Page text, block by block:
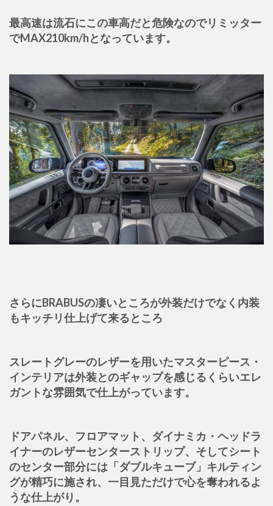
最高速は流石にこの車高だと危険なのでリミッター
でMAX210km/hとなっています。
さらにBRABUSの凄いところが外装だけでなく内装
もキッチリ仕上げて来るところ
スレートグレーのレザーを用いたマスターピース・
インテリアは外装とのギャップを感じるくらいエレ
ガントな雰囲気で仕上がっています。
ドアパネル、フロアマット、ダイナミカ・ヘッドラ
イナーのレザーセンターストリップ、そしてシート
のセンター部分には「ダブルキューブ」キルティン
グが精巧に施され、一目見ただけで心を奪われるよ
うな仕上がり。